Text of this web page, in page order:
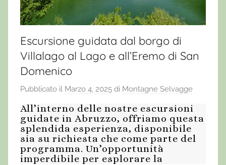
Escursione guidata dal borgo di
Villalago al Lago e all’Eremo di San
Domenico
Pubblicato il Marzo 4, 2025 di Montagne Selvagge
All’interno delle nostre escursioni
guidate in Abruzzo, offriamo questa
splendida esperienza, disponibile
sia su richiesta che come parte del
programma. Un’opportunità
imperdibile per esplorare la